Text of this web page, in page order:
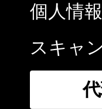
個人情
スキャ